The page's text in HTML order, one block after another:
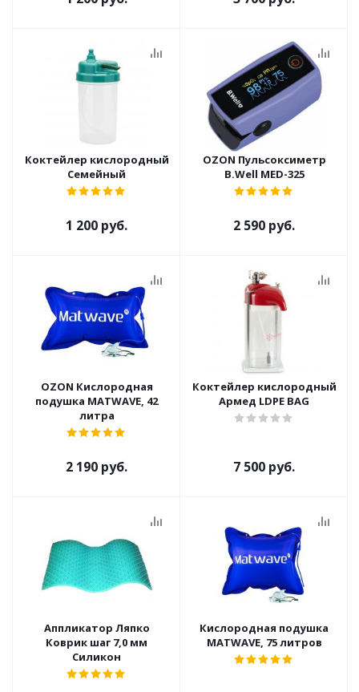
Коктейлер кислородный
Семейный
1 200 руб.
OZON Пульсоксиметр
B.Well MED-325
2 590 руб.
OZON Кислородная
подушка MATWAVE, 42
литра
2 190 руб.
Коктейлер кислородный
Армед LDPE BAG
7 500 руб.
Аппликатор Ляпко
Коврик шаг 7,0 мм
Силикон
Кислородная подушка
MATWAVE, 75 литров